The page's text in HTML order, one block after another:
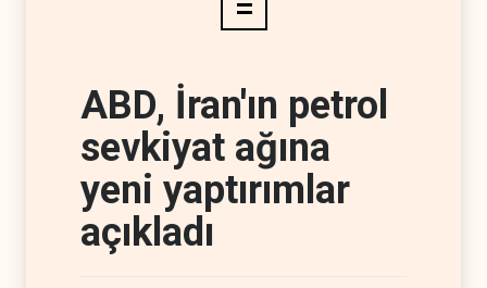
ABD, İran'ın petrol
sevkiyat ağına
yeni yaptırımlar
açıkladı